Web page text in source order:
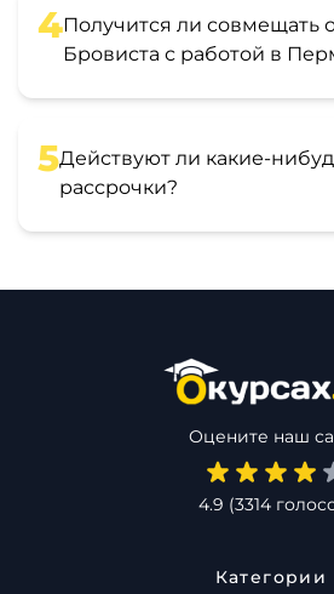
4Получится ли совмещать
Бровиста с работой в
5Действуют ли какие-
рассрочки?
Оцените наш
4.9 (3314
Категории